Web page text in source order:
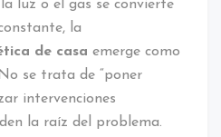
luz o el gas se convierte
la
de casa emerge como
se trata de “poner
intervenciones
la raíz del problema.